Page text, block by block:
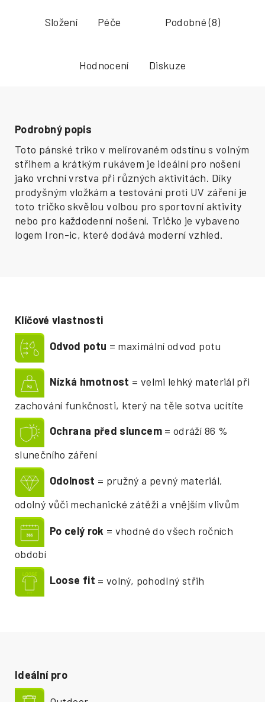
Složení Péče Podobné (8)
Hodnocení Diskuze
Podrobný popis
Toto pánské triko v melírovaném odstínu s volným
střihem a krátkým rukávem je ideální pro nošení
jako vrchní vrstva při různých aktivitách. Díky
prodyšným vložkám a testování proti UV záření je
toto tričko skvělou volbou pro sportovní aktivity
nebo pro každodenní nošení. Tričko je vybaveno
logem Iron-ic, které dodává moderní vzhled.
Ideální pro
Klíčové vlastnosti
Odvod potu = maximální odvod potu
Nízká hmotnost = velmi lehký materiál při
zachování funkčnosti, který na těle sotva ucítíte
Ochrana před sluncem= odráží 86 %
slunečního záření
Odolnost = pružný a pevný materiál,
odolný vůči mechanické zátěži a vnějším vlivům
Po celý rok = vhodné do všech ročních
období
Loose fit = volný, pohodlný střih